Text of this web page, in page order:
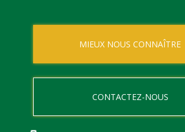
MIEUX NOUS CONNAÎTRE
CONTACTEZ-NOUS